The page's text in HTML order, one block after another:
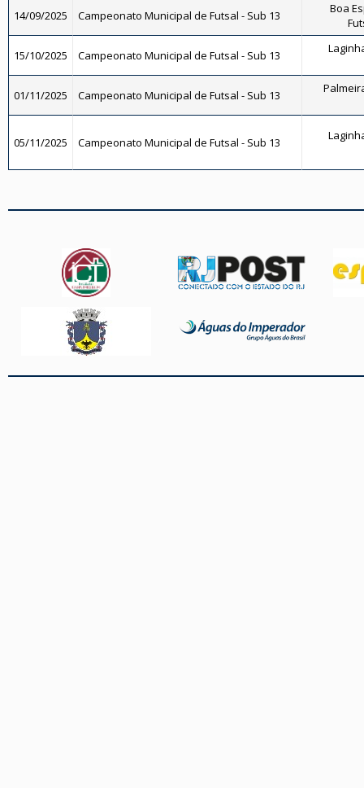
14/09/2025 Campeonato Municipal de Futsal - Sub 13
Boa
15/10/2025 Campeonato Municipal de Futsal - Sub 13
01/11/2025 Campeonato Municipal de Futsal - Sub 13
05/11/2025 Campeonato Municipal de Futsal - Sub 13